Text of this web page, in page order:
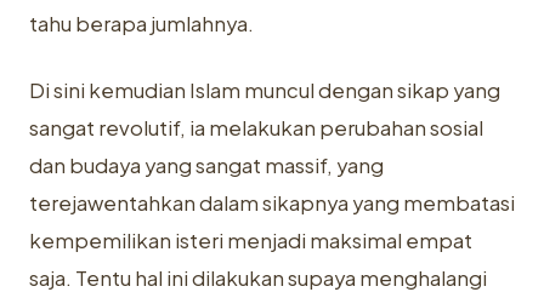
tahu berapa jumlahnya.
Di sini kemudian Islam muncul dengan sikap yang
sangat revolutif, ia melakukan perubahan sosial
dan budaya yang sangat massif, yang
terejawentahkan dalam sikapnya yang membatasi
kempemilikan isteri menjadi maksimal empat
saja. Tentu hal ini dilakukan supaya menghalangi